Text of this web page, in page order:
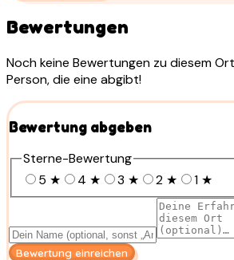
Bewertungen
Noch keine Bewertungen zu diesem
Person, die eine abgibt!
Bewertung abgeben
Sterne-Bewertung
5 ★ 4 ★ 3 ★ 2 ★ 1 ★
Bewertung einreichen